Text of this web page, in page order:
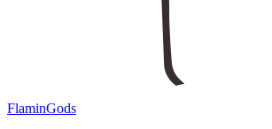
FlaminGods